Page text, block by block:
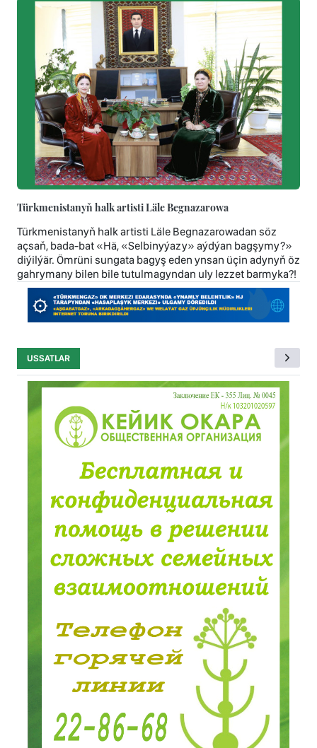
Türkmenistanyň halk artisti Läle Begnazarowa
Türkmenistanyň halk artisti Läle Begnazarowadan söz
açsaň, bada-bat «Hä, «Selbinyýazy» aýdýan bagşymy?»
diýilýär. Ömrüni sungata bagyş eden ynsan üçin adynyň öz
gahrymany bilen bile tutulmagyndan uly lezzet barmyka?!
USSATLAR